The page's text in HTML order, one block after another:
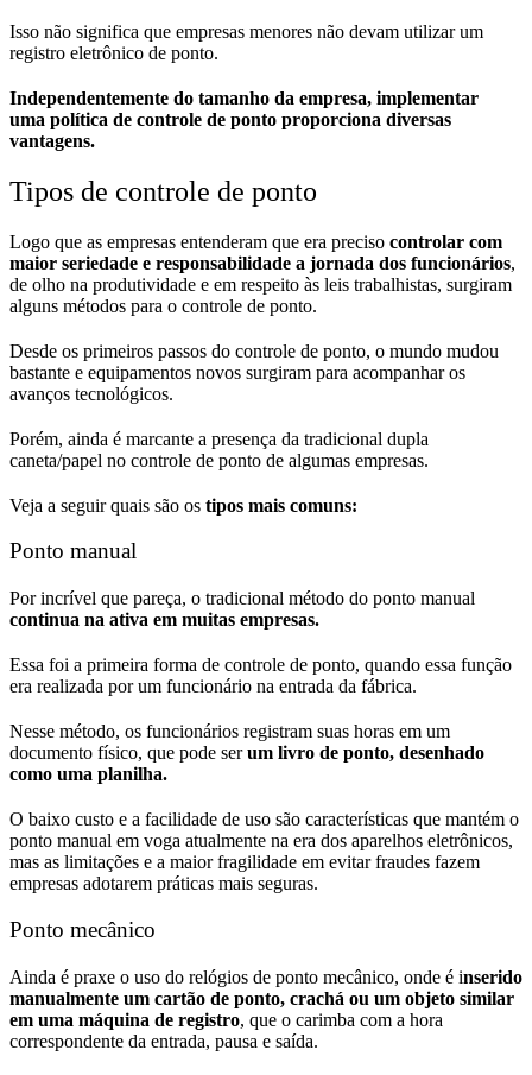
Isso não significa que empresas menores não devam utilizar um
registro eletrônico de ponto.
Independentemente do tamanho da empresa, implementar
uma política de controle de ponto proporciona diversas
vantagens.
Tipos de controle de ponto
Logo que as empresas entenderam que era preciso controlar com
maior seriedade e responsabilidade a jornada dos funcionários,
de olho na produtividade e em respeito às leis trabalhistas, surgiram
alguns métodos para o controle de ponto.
Desde os primeiros passos do controle de ponto, o mundo mudou
bastante e equipamentos novos surgiram para acompanhar os
avanços tecnológicos.
Porém, ainda é marcante a presença da tradicional dupla
caneta/papel no controle de ponto de algumas empresas.
Veja a seguir quais são os tipos mais comuns:
Ponto manual
Por incrível que pareça, o tradicional método do ponto manual
continua na ativa em muitas empresas.
Essa foi a primeira forma de controle de ponto, quando essa função
era realizada por um funcionário na entrada da fábrica.
Nesse método, os funcionários registram suas horas em um
documento físico, que pode serum livro de ponto, desenhado
como uma planilha.
O baixo custo e a facilidade de uso são características que mantém o
ponto manual em voga atualmente na era dos aparelhos eletrônicos,
mas as limitações e a maior fragilidade em evitar fraudes fazem
empresas adotarem práticas mais seguras.
Ponto mecânico
Ainda é praxe o uso do relógios de ponto mecânico, onde é inserido
manualmente um cartão de ponto, crachá ou um objeto similar
em uma máquina de registro, que o carimba com a hora
correspondente da entrada, pausa e saída.